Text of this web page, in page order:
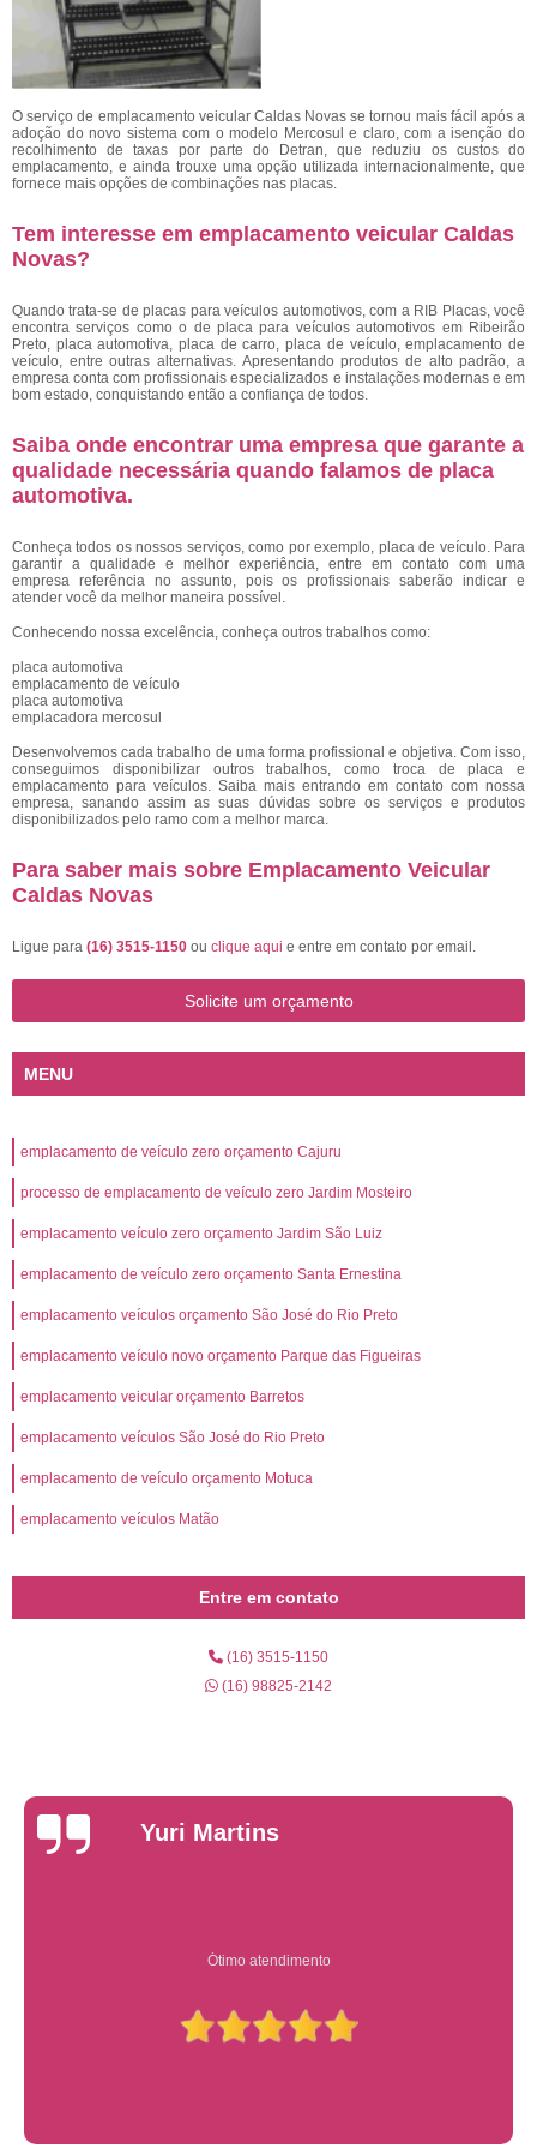
O serviço de emplacamento veicular Caldas Novas se tornou mais fácil após a
adoção do novo sistema com o modelo Mercosul e claro, com a isenção do
recolhimento de taxas por parte do Detran, que reduziu os custos do
emplacamento, e ainda trouxe uma opção utilizada internacionalmente, que
fornece mais opções de combinações nas placas.
Tem interesse em emplacamento veicular Caldas
Novas?
Quando trata-se de placas para veículos automotivos, com a RIB Placas, você
encontra serviços como o de placa para veículos automotivos em Ribeirão
Preto, placa automotiva, placa de carro, placa de veículo, emplacamento de
veículo, entre outras alternativas. Apresentando produtos de alto padrão, a
empresa conta com profissionais especializados e instalações modernas e em
bom estado, conquistando então a confiança de todos.
Saiba onde encontrar uma empresa que garante a
qualidade necessária quando falamos de placa
automotiva.
Conheça todos os nossos serviços, como por exemplo, placa de veículo. Para
garantir a qualidade e melhor experiência, entre em contato com uma
empresa referência no assunto, pois os profissionais saberão indicar e
atender você da melhor maneira possível.
Conhecendo nossa excelência, conheça outros trabalhos como:
placa automotiva
emplacamento de veículo
placa automotiva
emplacadora mercosul
Desenvolvemos cada trabalho de uma forma profissional e objetiva. Com isso,
conseguimos disponibilizar outros trabalhos, como troca de placa e
emplacamento para veículos. Saiba mais entrando em contato com nossa
empresa, sanando assim as suas dúvidas sobre os serviços e produtos
disponibilizados pelo ramo com a melhor marca.
Para saber mais sobre Emplacamento Veicular
Caldas Novas
Ligue para (16) 3515-1150 ou clique aqui e entre em contato por email.
Solicite um orçamento
MENU
emplacamento de veículo zero orçamento Cajuru
processo de emplacamento de veículo zero Jardim Mosteiro
emplacamento veículo zero orçamento Jardim São Luiz
emplacamento de veículo zero orçamento Santa Ernestina
emplacamento veículos orçamento São José do Rio Preto
emplacamento veículo novo orçamento Parque das Figueiras
emplacamento veicular orçamento Barretos
emplacamento veículos São José do Rio Preto
emplacamento de veículo orçamento Motuca
emplacamento veículos Matão
Entre em contato
(16) 3515-1150
(16) 98825-2142
Yuri Martins
Ótimo atendimento